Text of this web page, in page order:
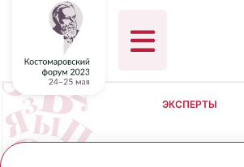
ЭКСПЕРТЫ